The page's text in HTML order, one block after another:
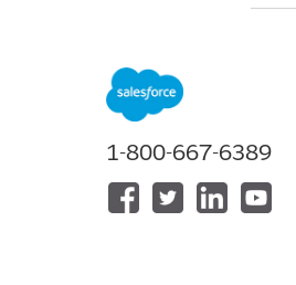
API-
1-800-667-6389